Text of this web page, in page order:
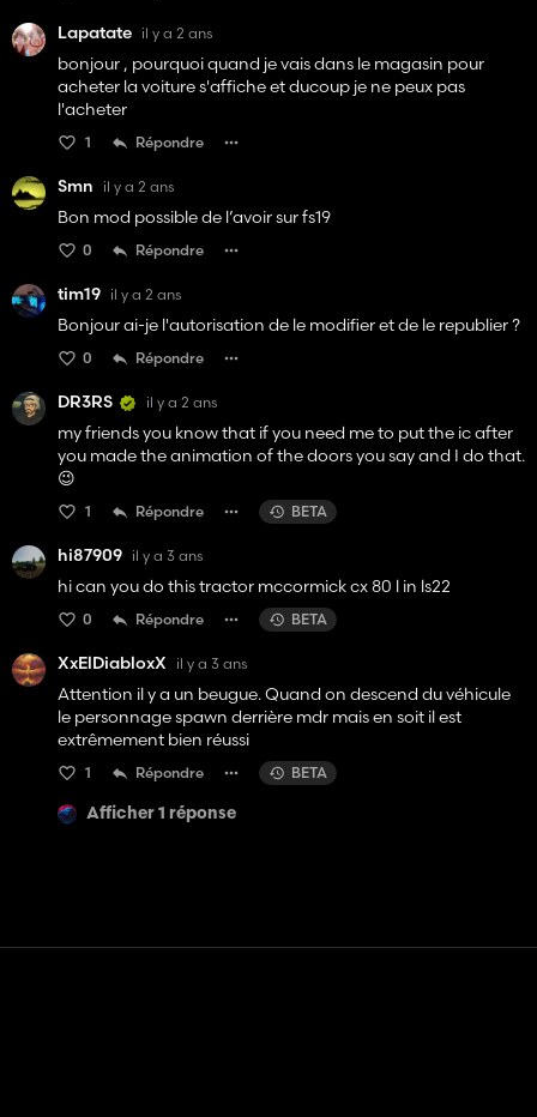
Lapatate il y a 2 ans
bonjour , pourquoi quand je vais dans le magasin pour
acheter la voiture s'affiche et ducoup je ne peux pas
l'acheter
1 Répondre
Smn il y a 2 ans
Bon mod possible de l’avoir sur fs19
0 Répondre
tim19 il y a 2 ans
Bonjour ai-je l'autorisation de le modifier et de le republier ?
0 Répondre
DR3RS il y a 2 ans
my friends you know that if you need me to put the ic after
you made the animation of the doors you say and I do that.
😉
1 Répondre BETA
hi87909 il y a 3 ans
hi can you do this tractor mccormick cx 80 l in ls22
0 Répondre BETA
XxElDiabloxX il y a 3 ans
Attention il y a un beugue. Quand on descend du véhicule
le personnage spawn derrière mdr mais en soit il est
extrêmement bien réussi
1 Répondre BETA
Afficher 1 réponse